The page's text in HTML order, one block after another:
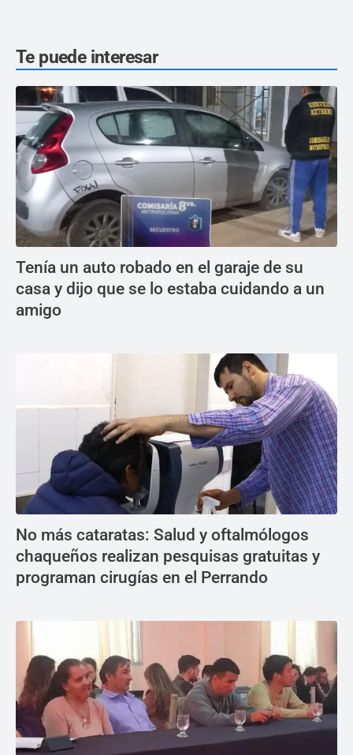
Te puede interesar
Tenía un auto robado en el garaje de su
casa y dijo que se lo estaba cuidando a un
amigo
No más cataratas: Salud y oftalmólogos
chaqueños realizan pesquisas gratuitas y
programan cirugías en el Perrando